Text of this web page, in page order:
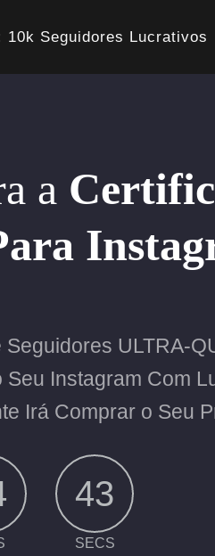
10k Seguidores Lucrativos
a
ULTRA-
Instagram Com
Irá Comprar o Seu
42
SECS